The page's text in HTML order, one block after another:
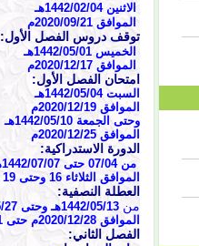
الاثنين 1442/02/04هـ
الموافق 2020/09/21
م
توقف دروس الفصل الأول:
الخميس 1442/05/01هـ
الموافق 2020/12/17م
امتحان الفصل الأول:
السبت 1442/05/04هـ
الموافق 2020/12/19م
وحتى الجمعة 1442/05/10هـ
الموافق 2020/12/25م
الدورة الاستدراكية:
من 07/04 حتى 1442/07/07هـ
الموافق الثلاثاء 16 وحتى 19 فبراير 2021
العطلة النصفية:
من 1442/05/13هـ وحتى 1442/05/27هـ
الموافق 2020/12/28م حتى 2021/10/01م
الفصل الثاني: